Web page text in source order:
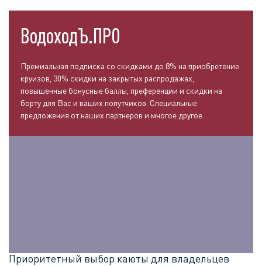
ВодоходЪ.ПРО
Премиальная подписка со скидками до 8% на приобретение
круизов, 30% скидки на закрытых распродажах,
повышенные бонусные баллы, преференции и скидки на
борту для Вас и ваших попутчиков. Специальные
предложения от наших партнеров и многое другое.
Приоритетный выбор каюты для владельцев